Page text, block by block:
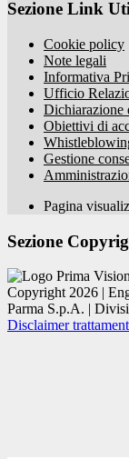
Sezione Link
Cookie policy
Note legali
Informativa
Ufficio
Dichiarazione
Obiettivi di
Gestione
Pagina
Sezione
Copyright 2026 |
Parma S.p.A. |
Disclaimer